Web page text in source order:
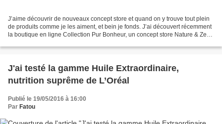
J’aime découvrir de nouveaux concept store et quand on y trouve tout plein
de produits comme je les aiment, et bein je fonds. J’ai découvert récemment
la boutique en ligne Collection Pur Bonheur, un concept store Nature & Zen.
J'ai testé la gamme Huile Extraordinaire,
nutrition suprême de L’Oréal
Publié le 19/05/2016 à 16:00
Par Fatou